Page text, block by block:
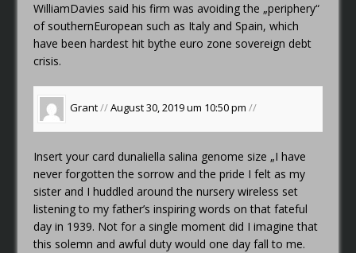
WilliamDavies said his firm was avoiding the „periphery“
of southernEuropean such as Italy and Spain, which
have been hardest hit bythe euro zone sovereign debt
crisis.
Grant//August 30, 2019 um 10:50 pm//
Insert your card dunaliella salina genome size „I have
never forgotten the sorrow and the pride I felt as my
sister and I huddled around the nursery wireless set
listening to my father’s inspiring words on that fateful
day in 1939. Not for a single moment did I imagine that
this solemn and awful duty would one day fall to me.